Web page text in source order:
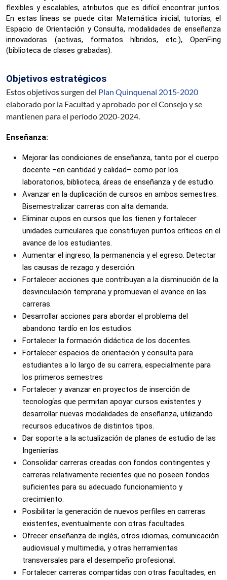
flexibles y escalables, atributos que es difícil encontrar juntos.
En estas líneas se puede citar Matemática inicial, tutorías, el
Espacio de Orientación y Consulta, modalidades de enseñanza
innovadoras (activas, formatos híbridos, etc.), OpenFing
(biblioteca de clases grabadas).
Objetivos estratégicos
Estos objetivos surgen del Plan Quinquenal 2015-2020
elaborado por la Facultad y aprobado por el Consejo y se
mantienen para el período 2020-2024.
Enseñanza:
Mejorar las condiciones de enseñanza, tanto por el cuerpo
docente –en cantidad y calidad– como por los
laboratorios, biblioteca, áreas de enseñanza y de estudio.
Avanzar en la duplicación de cursos en ambos semestres.
Bisemestralizar carreras con alta demanda.
Eliminar cupos en cursos que los tienen y fortalecer
unidades curriculares que constituyen puntos críticos en el
avance de los estudiantes.
Aumentar el ingreso, la permanencia y el egreso. Detectar
las causas de rezago y deserción.
Fortalecer acciones que contribuyan a la disminución de la
desvinculación temprana y promuevan el avance en las
carreras.
Desarrollar acciones para abordar el problema del
abandono tardío en los estudios.
Fortalecer la formación didáctica de los docentes.
Fortalecer espacios de orientación y consulta para
estudiantes a lo largo de su carrera, especialmente para
los primeros semestres
Fortalecer y avanzar en proyectos de inserción de
tecnologías que permitan apoyar cursos existentes y
desarrollar nuevas modalidades de enseñanza, utilizando
recursos educativos de distintos tipos.
Dar soporte a la actualización de planes de estudio de las
Ingenierías.
Consolidar carreras creadas con fondos contingentes y
carreras relativamente recientes que no poseen fondos
suficientes para su adecuado funcionamiento y
crecimiento.
Posibilitar la generación de nuevos perfiles en carreras
existentes, eventualmente con otras facultades.
Ofrecer enseñanza de inglés, otros idiomas, comunicación
audiovisual y multimedia, y otras herramientas
transversales para el desempeño profesional.
Fortalecer carreras compartidas con otras facultades, en